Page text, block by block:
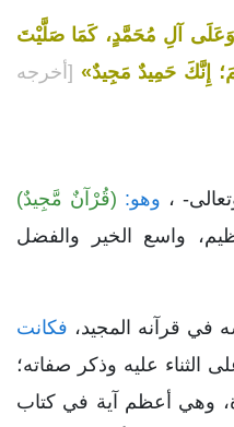
آلِ مُحَمَّدٍ، كَمَا صَلَّيْتَ
إِنَّكَ حَمِيدٌ مَجِيدٌ» [أخرجه
، وهو: (قُرْآنٌ مَّجِيدٌ)
واسع الخير والفضل
قرآنه المجيد، فكانت
الثناء عليه وذكر صفاته؛
وهي أعظم آية في كتاب